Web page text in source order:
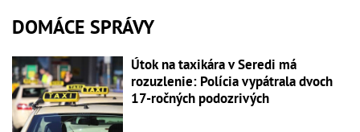
DOMÁCE SPRÁVY
Útok na taxikára v Seredi má
rozuzlenie: Polícia vypátrala dvoch
17-ročných podozrivých